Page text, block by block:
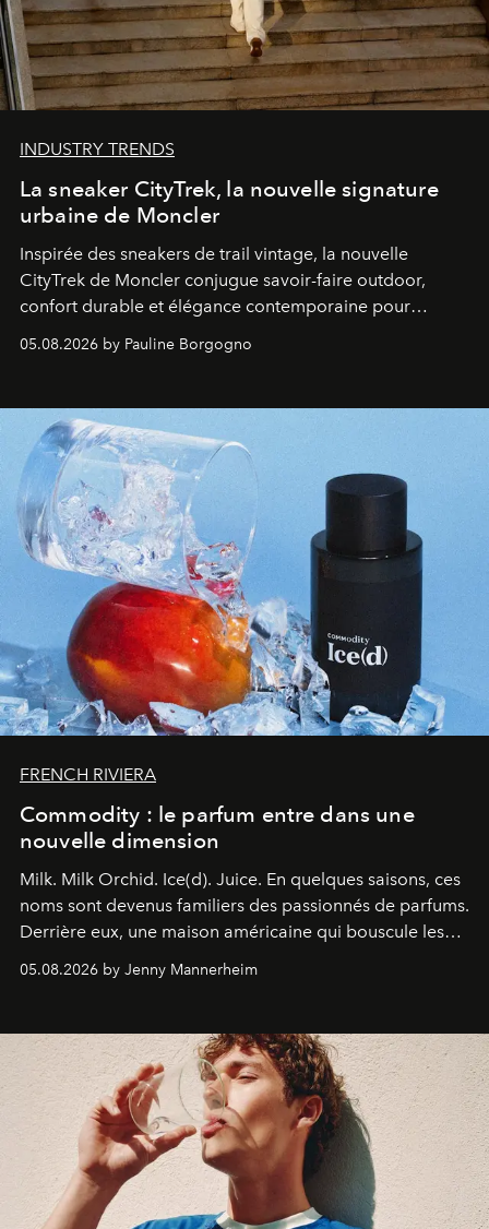
INDUSTRY TRENDS
La sneaker CityTrek, la nouvelle signature
urbaine de Moncler
Inspirée des sneakers de trail vintage, la nouvelle
CityTrek de Moncler conjugue savoir-faire outdoor,
confort durable et élégance contemporaine pour
accompagner les explorations du quotidien.
05.08.2026 by Pauline Borgogno
FRENCH RIVIERA
Commodity : le parfum entre dans une
nouvelle dimension
Milk. Milk Orchid. Ice(d). Juice. En quelques saisons, ces
noms sont devenus familiers des passionnés de parfums.
Derrière eux, une maison américaine qui bouscule les
codes de la parfumerie contemporaine en proposant
une approche aussi intuitive que personnelle :
05.08.2026 by Jenny Mannerheim